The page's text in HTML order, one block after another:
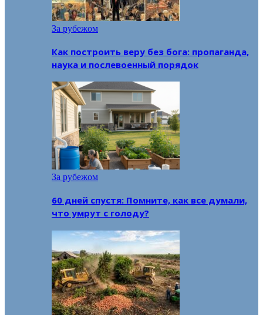
За рубежом
Как построить веру без бога: пропаганда,
наука и послевоенный порядок
За рубежом
60 дней спустя: Помните, как все думали,
что умрут с голоду?